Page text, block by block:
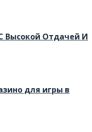
Высокой Отдачей И
для игры в